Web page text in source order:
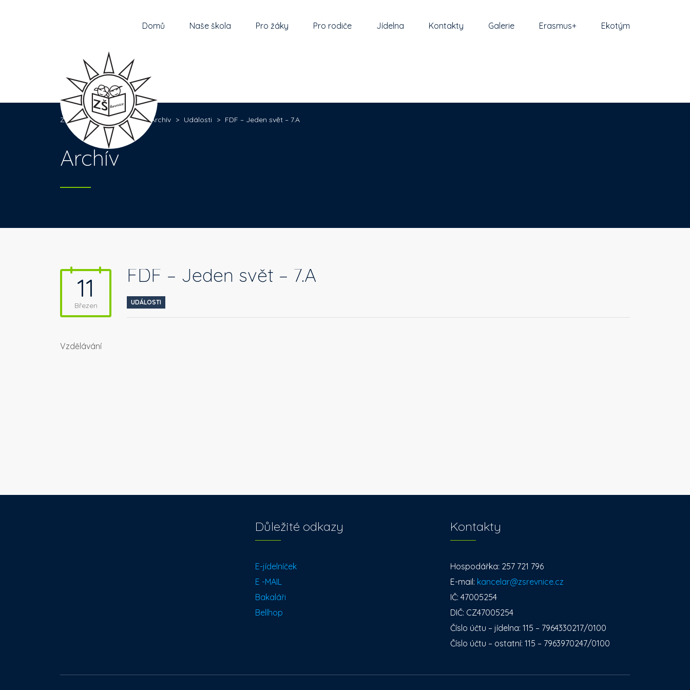
Domů Naše škola Pro žáky Pro rodiče Jídelna Kontakty Galerie Erasmus+ Ekotým
Základní škola Řevnice > Archív > Události > FDF – Jeden svět – 7.A
Archív
11
Březen
FDF – Jeden svět – 7.A
UDÁLOSTI
Vzdělávání
Důležité odkazy
E-jídelníček
E -MAIL
Bakaláři
Bellhop
Kontakty
Hospodářka: 257 721 796
E-mail: kancelar@zsrevnice.cz
IČ: 47005254
DIČ: CZ47005254
Číslo účtu – jídelna: 115 – 7964330217/0100
Číslo účtu – ostatní: 115 – 7963970247/0100